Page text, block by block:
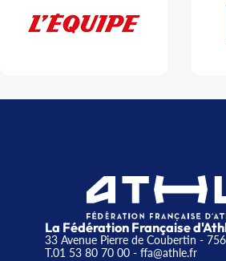
La Fédération Française
33 Avenue Pierre de Coubertin -
T.01 53 80 70 00- ffa@athle.fr